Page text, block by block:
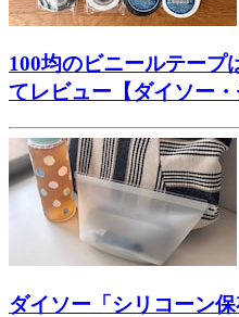
100均のビニールテープ
てレビュー【ダイソー
ダイソー「シリコーン